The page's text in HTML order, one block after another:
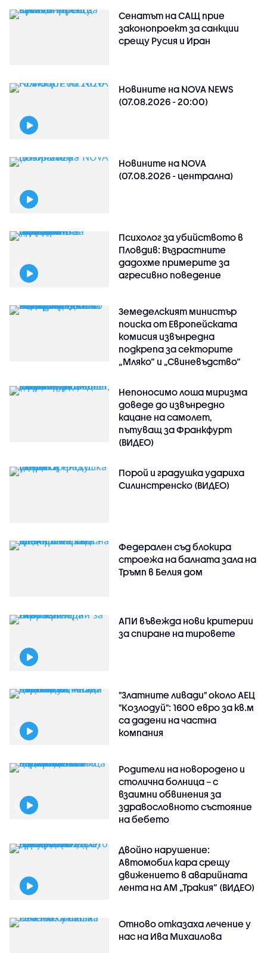
Сенатът на САЩ прие
законопроект за санкции
срещу Русия и Иран
Новините на NOVA NEWS
(07.08.2026 - 20:00)
Новините на NOVA
(07.08.2026 - централна)
Психолог за убийството в
Пловдив: Възрастните
дадохме примерите за
агресивно поведение
Земеделският министър
поиска от Европейската
комисия извънредна
подкрепа за секторите
„Мляко“ и „Свиневъдство“
Непоносимо лоша миризма
доведе до извънредно
кацане на самолет,
пътуващ за Франкфурт
(ВИДЕО)
Порой и градушка удариха
Силинстренско (ВИДЕО)
Федерален съд блокира
строежа на балната зала на
Тръмп в Белия дом
АПИ въвежда нови критерии
за спиране на тировете
"Златните ливади" около АЕЦ
"Козлодуй": 1600 евро за кв.м
са дадени на частна
компания
Родители на новородено и
столична болница – с
взаимни обвинения за
здравословното състояние
на бебето
Двойно нарушение:
Автомобил кара срещу
движението в аварийната
лента на АМ „Тракия” (ВИДЕО)
Отново отказаха лечение у
нас на Ива Михаилова